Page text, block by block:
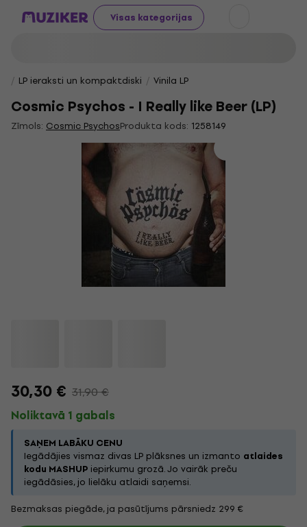
Visas kategorijas
LP ieraksti un kompaktdiski Vinila LP
Cosmic Psychos - I Really like Beer (LP)
Zīmols: Cosmic PsychosProdukta kods: 1258149
30,30 € 31,90 €
Noliktavā 1 gabals
SAŅEM LABĀKU CENU
Iegādājies vismaz divas LP plāksnes un izmanto atlaides
kodu MASHUP iepirkumu grozā. Jo vairāk preču
iegādāsies, jo lielāku atlaidi saņemsi.
Bezmaksas piegāde, ja pasūtījums pārsniedz 299 €